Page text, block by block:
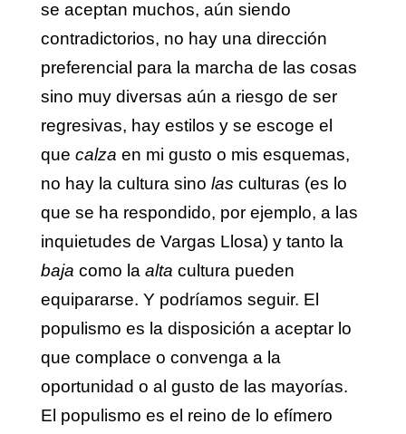
se aceptan muchos, aún siendo
contradictorios, no hay una dirección
preferencial para la marcha de las cosas
sino muy diversas aún a riesgo de ser
regresivas, hay estilos y se escoge el
que calza en mi gusto o mis esquemas,
no hay la cultura sino las culturas (es lo
que se ha respondido, por ejemplo, a las
inquietudes de Vargas Llosa) y tanto la
baja como la alta cultura pueden
equipararse. Y podríamos seguir. El
populismo es la disposición a aceptar lo
que complace o convenga a la
oportunidad o al gusto de las mayorías.
El populismo es el reino de lo efímero